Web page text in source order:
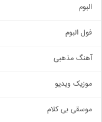
اجتماعی
حماسی
سنتی
اهنگ بندرعباسی
البوم
فول البوم
آهنگ مذهبی
موزیک ویدیو
موسقی بی کلام